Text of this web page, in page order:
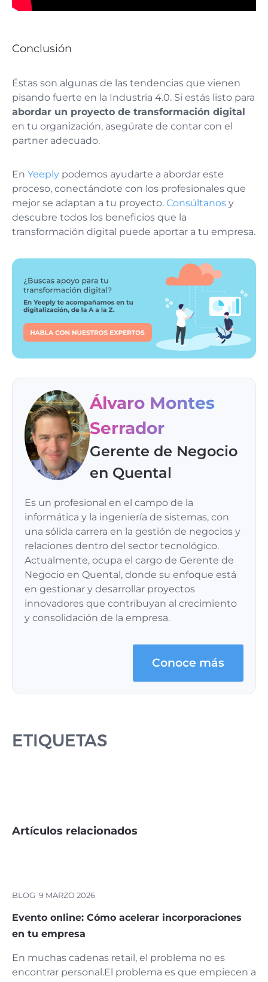
Conclusión
Éstas son algunas de las tendencias que vienen
pisando fuerte en la Industria 4.0. Si estás listo para
abordar un proyecto de transformación digital
en tu organización, asegúrate de contar con el
partner adecuado.
En Yeeply podemos ayudarte a abordar este
proceso, conectándote con los profesionales que
mejor se adaptan a tu proyecto. Consúltanos y
descubre todos los beneficios que la
transformación digital puede aportar a tu empresa.
Álvaro Montes
Serrador
Gerente de Negocio
en Quental
Es un profesional en el campo de la
informática y la ingeniería de sistemas, con
una sólida carrera en la gestión de negocios y
relaciones dentro del sector tecnológico.
Actualmente, ocupa el cargo de Gerente de
Negocio en Quental, donde su enfoque está
en gestionar y desarrollar proyectos
innovadores que contribuyan al crecimiento
y consolidación de la empresa.
Conoce más
ETIQUETAS
Artículos relacionados
BLOG ·9 MARZO 2026
Evento online: Cómo acelerar incorporaciones
en tu empresa
En muchas cadenas retail, el problema no es
encontrar personal.El problema es que empiecen a